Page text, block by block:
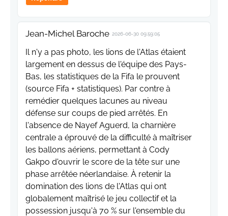
Jean-Michel Baroche 2026-06-30 09:59:05
Il n'y a pas photo, les lions de l'Atlas étaient
largement en dessus de l'équipe des Pays-
Bas, les statistiques de la Fifa le prouvent
(source Fifa + statistiques). Par contre à
remédier quelques lacunes au niveau
défense sur coups de pied arrêtés. En
l'absence de Nayef Aguerd, la charnière
centrale a éprouvé de la difficulté à maîtriser
les ballons aériens, permettant à Cody
Gakpo d'ouvrir le score de la tête sur une
phase arrêtée néerlandaise. À retenir la
domination des lions de l'Atlas qui ont
globalement maîtrisé le jeu collectif et la
possession jusqu'à 70 % sur l'ensemble du